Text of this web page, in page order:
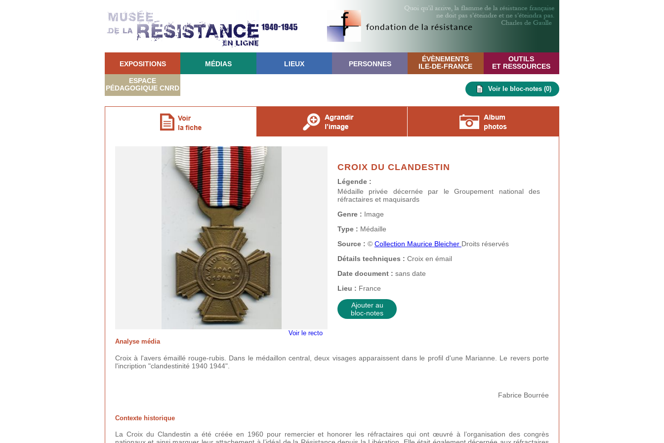
EXPOSITIONS MÉDIAS LIEUX PERSONNES
ÉVÈNEMENTS
ILE-DE-FRANCE
OUTILS
ET RESSOURCES
ESPACE
PÉDAGOGIQUE CNRD Voir le bloc-notes (0)
Voir le recto
CROIX DU CLANDESTIN
Légende :
Médaille privée décernée par le Groupement national des
réfractaires et maquisards
Genre : Image
Type : Médaille
Source : © Collection Maurice Bleicher Droits réservés
Détails techniques : Croix en émail
Date document : sans date
Lieu : France
Ajouter au
bloc-notes
Analyse média
Croix à l'avers émaillé rouge-rubis. Dans le médaillon central, deux visages apparaissent dans le profil d'une Marianne. Le revers porte
l'incription "clandestinité 1940 1944".
Fabrice Bourrée
Contexte historique
La Croix du Clandestin a été créée en 1960 pour remercier et honorer les réfractaires qui ont œuvré à l’organisation des congrès